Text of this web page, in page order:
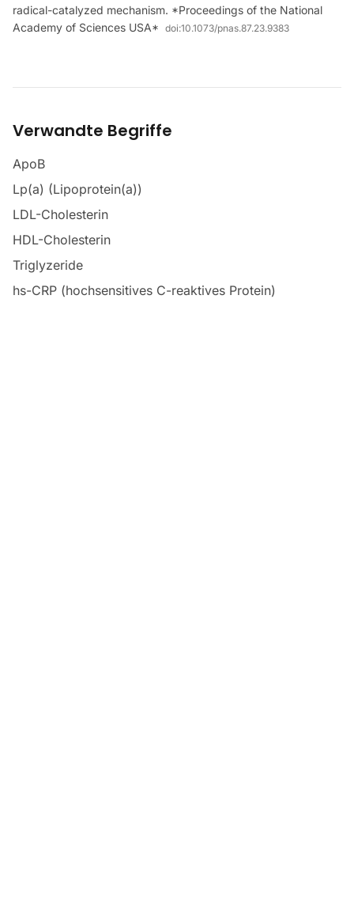
radical-catalyzed mechanism. *Proceedings of the National
Academy of Sciences USA* doi:10.1073/pnas.87.23.9383
Verwandte Begriffe
ApoB
Lp(a) (Lipoprotein(a))
LDL-Cholesterin
HDL-Cholesterin
Triglyzeride
hs-CRP (hochsensitives C-reaktives Protein)